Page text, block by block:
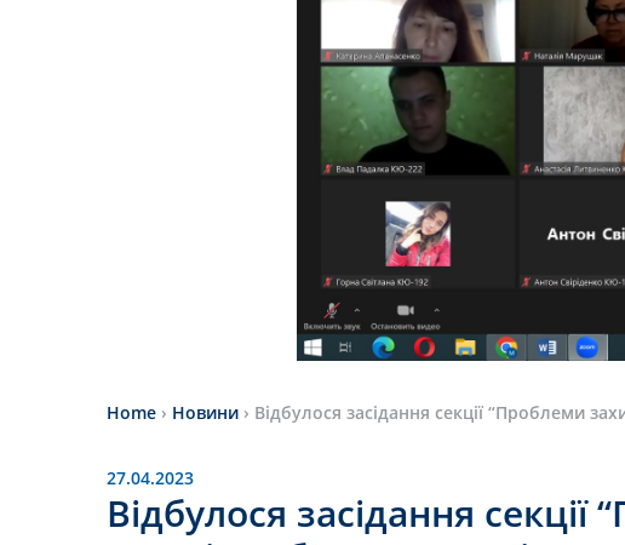
Home › Новини › Відбулося засідання секції “Проблеми
27.04.2023
Відбулося засідання